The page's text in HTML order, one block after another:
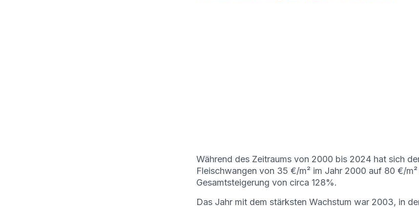
Während des Zeitraums von 2000 bis 2024 hat sich
Fleischwangen von 35 €/m² im Jahr 2000 auf 80 €/
Gesamtsteigerung von circa 128%.
Das Jahr mit dem stärksten Wachstum war 2003, in